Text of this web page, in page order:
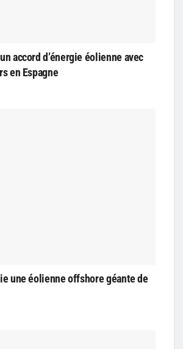
accord d’énergie éolienne avec
en Espagne
une éolienne offshore géante de